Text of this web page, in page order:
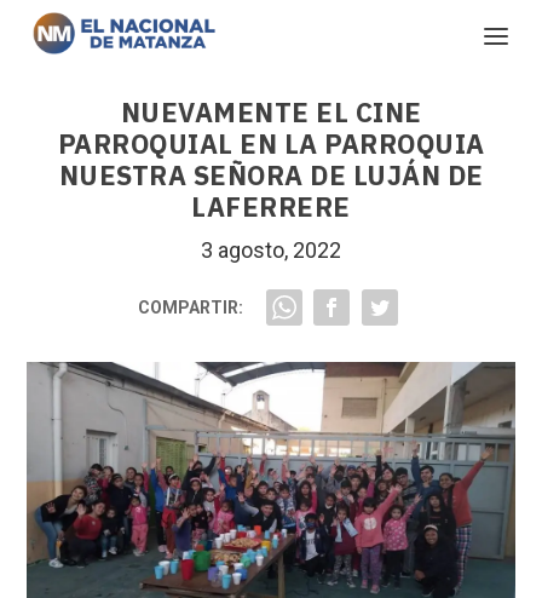
NUEVAMENTE EL CINE
PARROQUIAL EN LA PARROQUIA
NUESTRA SEÑORA DE LUJÁN DE
LAFERRERE
3 agosto, 2022
COMPARTIR: